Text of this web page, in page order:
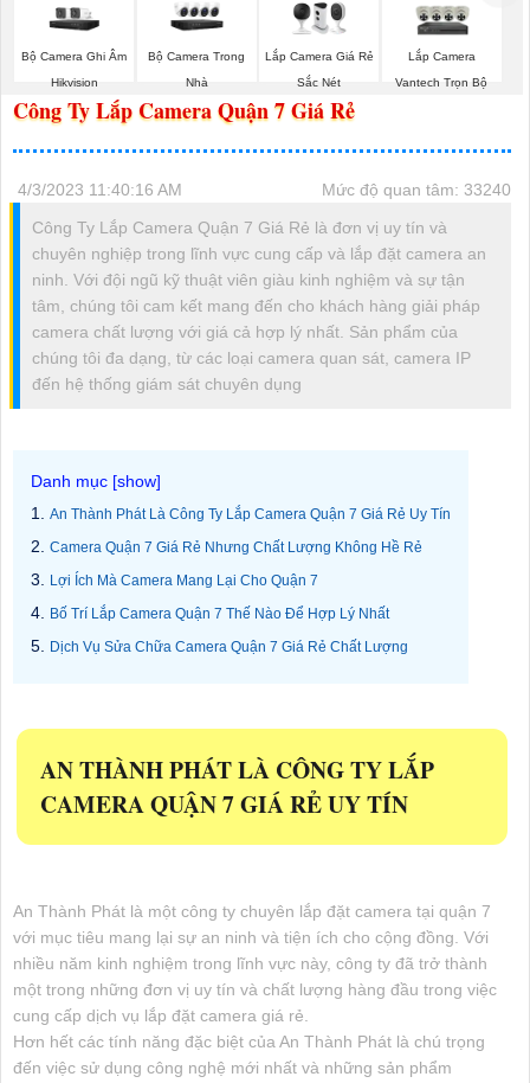
Bộ Camera Ghi Âm
Hikvision
Bộ Camera Trong
Nhà
Lắp Camera Giá Rẻ
Sắc Nét
Lắp Camera
Vantech Trọn Bộ
Công Ty Lắp Camera Quận 7 Giá Rẻ
4/3/2023 11:40:16 AM
Mức độ quan tâm: 33240
Công Ty Lắp Camera Quận 7 Giá Rẻ là đơn vị uy tín và
chuyên nghiệp trong lĩnh vực cung cấp và lắp đặt camera an
ninh. Với đội ngũ kỹ thuật viên giàu kinh nghiệm và sự tận
tâm, chúng tôi cam kết mang đến cho khách hàng giải pháp
camera chất lượng với giá cả hợp lý nhất. Sản phẩm của
chúng tôi đa dạng, từ các loại camera quan sát, camera IP
đến hệ thống giám sát chuyên dụng
An Thành Phát Là Công Ty Lắp Camera Quận 7 Giá Rẻ Uy Tín
Camera Quận 7 Giá Rẻ Nhưng Chất Lượng Không Hề Rẻ
Lợi Ích Mà Camera Mang Lại Cho Quận 7
Bố Trí Lắp Camera Quận 7 Thế Nào Để Hợp Lý Nhất
Dịch Vụ Sửa Chữa Camera Quận 7 Giá Rẻ Chất Lượng
AN THÀNH PHÁT LÀ CÔNG TY LẮP
CAMERA QUẬN 7 GIÁ RẺ UY TÍN
An Thành Phát là một công ty chuyên lắp đặt camera tại quận 7
với mục tiêu mang lại sự an ninh và tiện ích cho cộng đồng. Với
nhiều năm kinh nghiệm trong lĩnh vực này, công ty đã trở thành
một trong những đơn vị uy tín và chất lượng hàng đầu trong việc
cung cấp dịch vụ lắp đặt camera giá rẻ.
Hơn hết các tính năng đặc biệt của An Thành Phát là chú trọng
đến việc sử dụng công nghệ mới nhất và những sản phẩm